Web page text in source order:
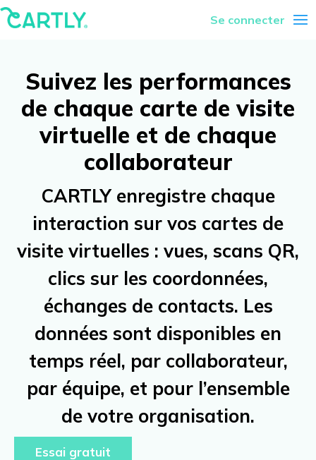
Se connecter
Suivez les performances
de chaque carte de visite
virtuelle et de chaque
collaborateur
CARTLY enregistre chaque
interaction sur vos cartes de
visite virtuelles : vues, scans QR,
clics sur les coordonnées,
échanges de contacts. Les
données sont disponibles en
temps réel, par collaborateur,
par équipe, et pour l’ensemble
de votre organisation.
Essai gratuit